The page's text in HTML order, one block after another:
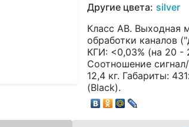
Другие цвета: silver
Класс AB. Выходная
обработки каналов
КГИ: <0,03% (на 20 -
Соотношение
12,4 кг. Габариты:
(Black).